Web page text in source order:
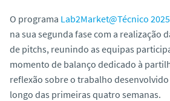
O programa Lab2Market@Técnico 2025
na sua segunda fase com a realização
de pitchs, reunindo as equipas
momento de balanço dedicado à
reflexão sobre o trabalho
longo das primeiras quatro semanas.